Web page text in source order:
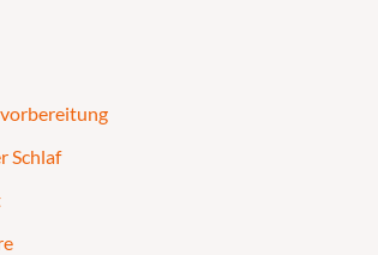
Schlaf